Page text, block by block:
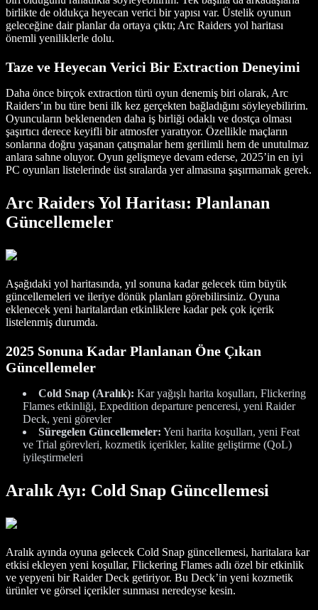
birlikte de oldukça heyecan verici bir yapısı var. Üstelik oyunun
geleceğine dair planlar da ortaya çıktı; Arc Raiders yol haritası
önemli yeniliklerle dolu.
Taze ve Heyecan Verici Bir Extraction Deneyimi
Daha önce birçok extraction türü oyun denemiş biri olarak, Arc
Raiders’ın bu türe beni ilk kez gerçekten bağladığını söyleyebilirim.
Oyuncuların beklenenden daha iş birliği odaklı ve dostça olması
şaşırtıcı derece keyifli bir atmosfer yaratıyor. Özellikle maçların
sonlarına doğru yaşanan çatışmalar hem gerilimli hem de unutulmaz
anlara sahne oluyor. Oyun gelişmeye devam ederse, 2025’in en iyi
PC oyunları listelerinde üst sıralarda yer almasına şaşırmamak gerek.
Arc Raiders Yol Haritası: Planlanan
Güncellemeler
Aşağıdaki yol haritasında, yıl sonuna kadar gelecek tüm büyük
güncellemeleri ve ileriye dönük planları görebilirsiniz. Oyuna
eklenecek yeni haritalardan etkinliklere kadar pek çok içerik
listelenmiş durumda.
2025 Sonuna Kadar Planlanan Öne Çıkan
Güncellemeler
Cold Snap (Aralık): Kar yağışlı harita koşulları, Flickering
Flames etkinliği, Expedition departure penceresi, yeni Raider
Deck, yeni görevler
Süregelen Güncellemeler: Yeni harita koşulları, yeni Feat
ve Trial görevleri, kozmetik içerikler, kalite geliştirme (QoL)
iyileştirmeleri
Aralık Ayı: Cold Snap Güncellemesi
Aralık ayında oyuna gelecek Cold Snap güncellemesi, haritalara kar
etkisi ekleyen yeni koşullar, Flickering Flames adlı özel bir etkinlik
ve yepyeni bir Raider Deck getiriyor. Bu Deck’in yeni kozmetik
ürünler ve görsel içerikler sunması neredeyse kesin.